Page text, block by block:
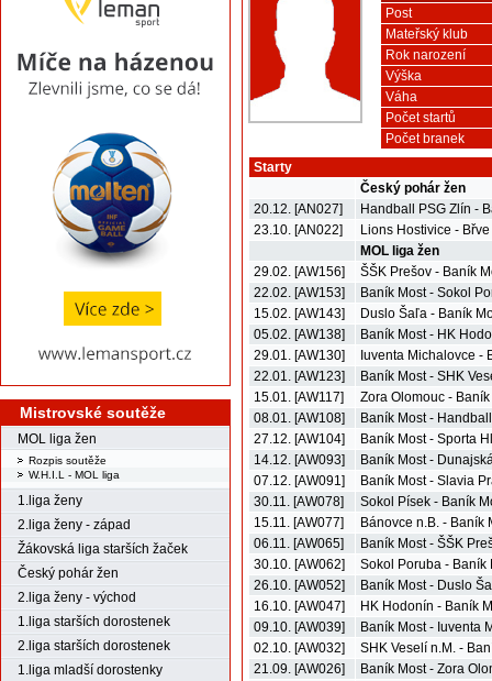
Mistrovské soutěže
MOL liga žen
Rozpis soutěže
W.H.I.L - MOL liga
1.liga ženy
2.liga ženy - západ
Žákovská liga starších žaček
Český pohár žen
2.liga ženy - východ
1.liga starších dorostenek
2.liga starších dorostenek
1.liga mladší dorostenky
Post
Mateřský klub
Rok narození
Výška
Váha
Počet startů
Počet branek
Starty
Český pohár žen
20.12. [AN027]
Handball PSG Zlín -
23.10. [AN022]
Lions Hostivice -
MOL liga žen
29.02. [AW156]
ŠŠK Prešov - Baník
22.02. [AW153]
Baník Most - Sokol
15.02. [AW143]
Duslo Šaľa - Baník
05.02. [AW138]
Baník Most - HK
29.01. [AW130]
Iuventa Michalovce -
22.01. [AW123]
Baník Most - SHK
15.01. [AW117]
Zora Olomouc -
08.01. [AW108]
Baník Most -
27.12. [AW104]
Baník Most - Sporta
14.12. [AW093]
Baník Most -
07.12. [AW091]
Baník Most - Slavia
30.11. [AW078]
Sokol Písek - Baník
15.11. [AW077]
Bánovce n.B. - Baník
06.11. [AW065]
Baník Most - ŠŠK
30.10. [AW062]
Sokol Poruba - Baník
26.10. [AW052]
Baník Most - Duslo
16.10. [AW047]
HK Hodonín - Baník
09.10. [AW039]
Baník Most - Iuventa
02.10. [AW032]
SHK Veselí n.M. -
21.09. [AW026]
Baník Most - Zora